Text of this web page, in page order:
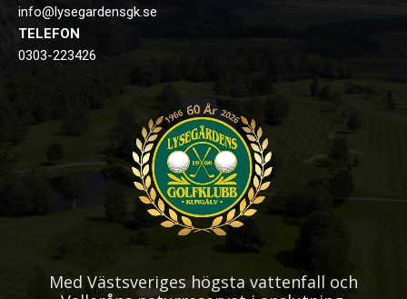
info@lysegardensgk.se
TELEFON
0303-223426
Med Västsveriges högsta vattenfall och